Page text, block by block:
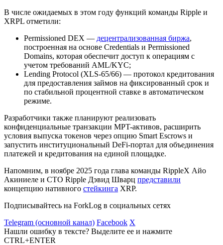
В числе ожидаемых в этом году функций команды Ripple и
XRPL отметили:
Permissioned DEX — децентрализованная биржа,
построенная на основе Credentials и Permissioned
Domains, которая обеспечит доступ к операциям с
учетом требований AML/KYC;
Lending Protocol (XLS-65/66) — протокол кредитования
для предоставления займов на фиксированный срок и
по стабильной процентной ставке в автоматическом
режиме.
Разработчики также планируют реализовать
конфиденциальные транзакции MPT-активов, расширить
условия выпуска токенов через опцию Smart Escrows и
запустить институциональный DeFi-портал для объединения
платежей и кредитования на единой площадке.
Напомним, в ноябре 2025 года глава команды RippleX Айо
Акиниеле и CTO Ripple Дэвид Шварц представили
концепцию нативного стейкинга XRP.
Подписывайтесь на ForkLog в социальных сетях
Telegram (основной канал) Facebook X
Нашли ошибку в тексте? Выделите ее и нажмите
CTRL+ENTER